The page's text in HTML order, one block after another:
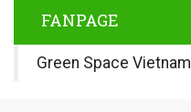
FANPAGE
Green Space Vietnam